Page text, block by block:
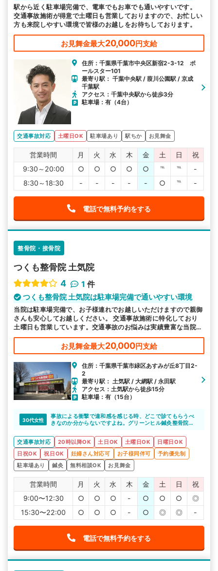
駅から近く駐車場完備で、電車でもお車でも通いやすいです。
交通事故施術が得意で土曜日も営業しておりますので、お忙しい
方も来院しやすい環境で皆様のお越しをお待ちしております。
お見舞金最大20,000円支給
住所：千葉県千葉市中央区新宿2-3-12 ポ
ールスター101
最寄り駅： 千葉中央駅 / 葭川公園駅 / 京成
千葉駅
アクセス：千葉中央駅から徒歩3分
駐車場：有（4台）
交通事故対応 土曜日OK 駐車場あり 駅ちか お見舞金
営業時間 月 火 水 木 金 土 日
祝
9:30～20:00
○ ○ ○ ○ ○ ℡ ℡
-
8:30～18:30
- - - - - ○ ℡ -
電話で無料予約をする
整骨院・接骨院
つくも整骨院 土気院
4
1 件
つくも整骨院 土気院は駐車場完備で通いやすい環境
当院は駐車場完備で、お子様連れでお越しいただけますので親御
さんも安心してお越しください。 交通事故施術に特化しており
土曜日も営業しています。交通事故のお悩みは実績豊富な当院へ
お任せください。
お見舞金最大20,000円支給
住所：千葉県千葉市緑区あすみが丘8丁目2-
2
最寄り駅： 土気駅 / 大網駅 / 永田駅
アクセス：土気駅から徒歩15分
駐車場：有（15台）
30代女性
事故による衝撃で違和感を感じる時、どこで診てもらうべ
きなのか分からないですよね。グリーンヒル鍼灸整骨院
という心配もなく通えると思います。
交通事故対応 20時以降OK 土日OK 土曜日OK
日曜日OK
日祝OK
祝日OK 妊婦さん対応可 お子様同伴可
予約優先制
駐車場あり
鍼灸 無料相談OK お見舞金
営業時間 月 火 水 木 金 土 日
祝
9:00〜12:30
○ ○ ○ - ○ ○ ○
◎
15:30〜22:00
○ ○ ○ - ○ ◎ ◎ -
電話で無料予約をする